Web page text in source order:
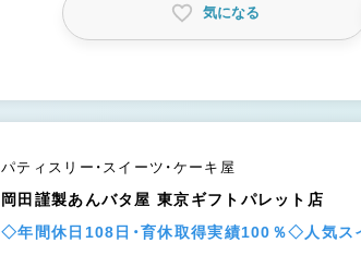
気になる
パティスリー・スイーツ・ケーキ屋
岡田謹製あんバタ屋 東京ギフトパレット店
◇年間休日108日・育休取得実績100％◇人気ス